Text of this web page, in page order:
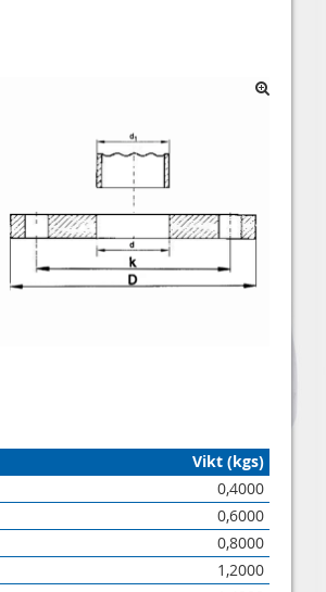
Vikt (kgs)
0,4000
0,6000
0,8000
1,2000